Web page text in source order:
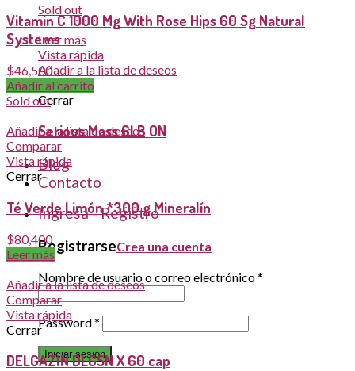
Sold out
Leer más
Vista rápida
Añadir a la lista de deseos
Comparar
Cerrar
Serious Mass 6LB ON
Blog
Contacto
Ingresa - Registro
RegistrarseCrea una cuenta
Nombre de usuario o correo electrónico*
Password*
Iniciar sesión
Vitamin C 1000 Mg With Rose Hips 60 Sg Natural
Systems
$46,500
Añadir al carrito
Sold out
Añadir a la lista de deseos
Comparar
Vista rápida
Cerrar
Té Verde Limón *300 g Mineralín
$80,400
Leer más
Añadir a la lista de deseos
Comparar
Vista rápida
Cerrar
DELGAZIN DLGSN X 60 cap